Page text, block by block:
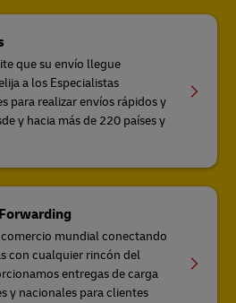
que su envío llegue
a los Especialistas
para realizar envíos rápidos y
y hacia más de 220 países y
mundial conectando
con cualquier rincón del
entregas de carga
y nacionales para clientes